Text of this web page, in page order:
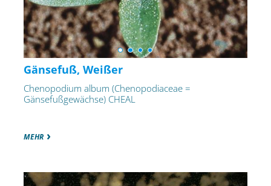
Gänsefuß, Weißer
Chenopodium album (Chenopodiaceae =
Gänsefußgewächse) CHEAL
MEHR